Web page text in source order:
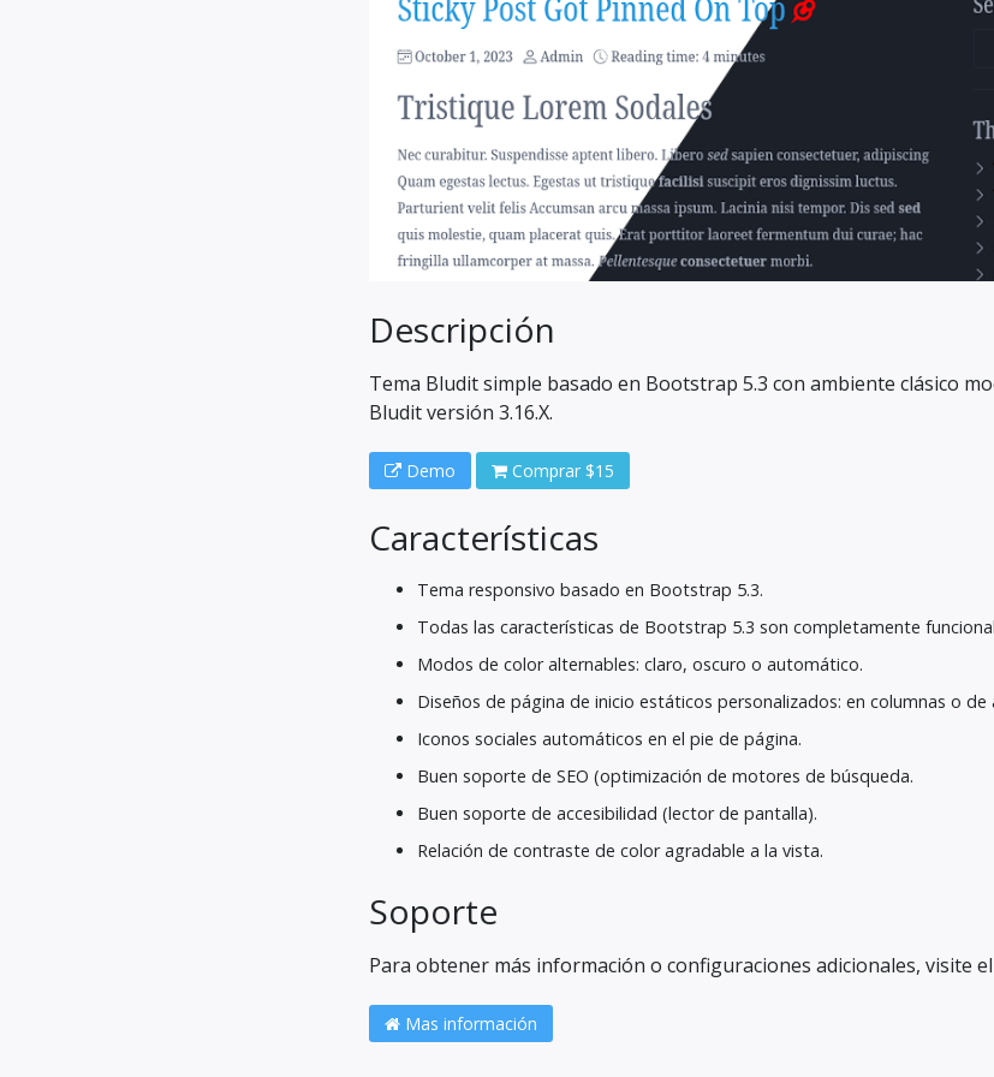
Descripción
Tema Bludit simple basado en Bootstrap 5.3 con ambiente clásico
Bludit versión 3.16.X.
Demo Comprar $15
Características
Tema responsivo basado en Bootstrap 5.3.
Todas las características de Bootstrap 5.3 son completamente
Modos de color alternables: claro, oscuro o automático.
Diseños de página de inicio estáticos personalizados: en columnas o
Iconos sociales automáticos en el pie de página.
Buen soporte de SEO (optimización de motores de búsqueda.
Buen soporte de accesibilidad (lector de pantalla).
Relación de contraste de color agradable a la vista.
Soporte
Para obtener más información o configuraciones adicionales, visite
Mas información